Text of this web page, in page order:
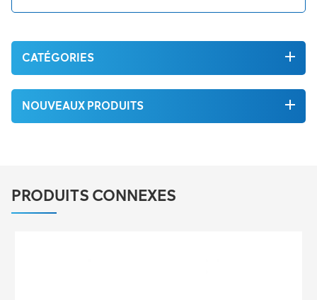
CATÉGORIES
NOUVEAUX PRODUITS
PRODUITS CONNEXES